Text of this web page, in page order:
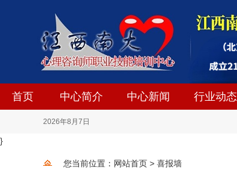
首页 中心简介 中心新闻 行业动态
2026年8 月 7 日
}
您当前位置： 网站首页 > 喜报墙